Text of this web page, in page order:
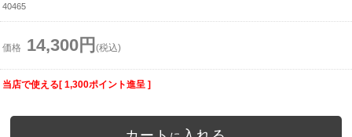
40465
価格 14,300円 (税込)
当店で使える[ 1,300ポイント進呈 ]